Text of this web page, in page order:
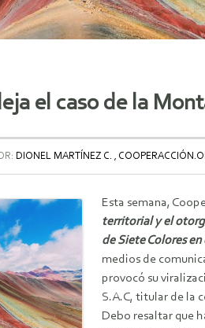
el caso de la
DIONEL MARTÍNEZ C. ,
Esta semana,
territorial y el
de Siete Colores en
medios de
provocó su
S.A.C, titular de la
Debo resaltar que